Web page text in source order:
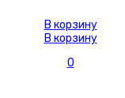
В корзину
В корзину
0